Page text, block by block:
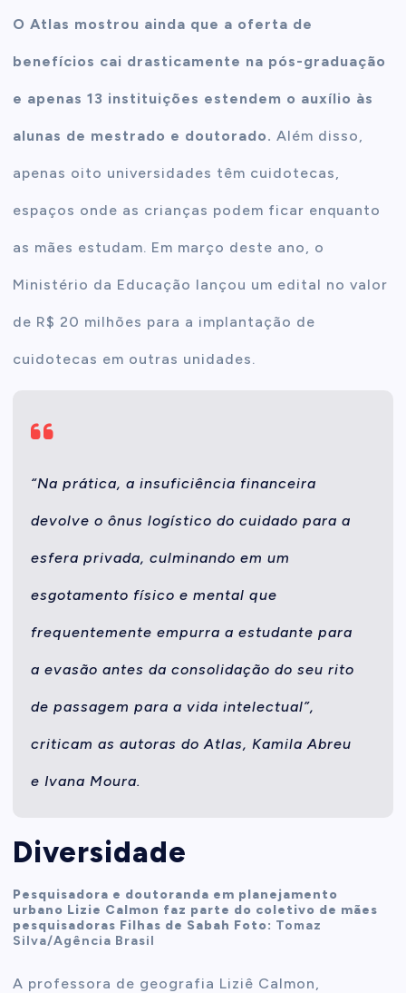
O Atlas mostrou ainda que a oferta de
benefícios cai drasticamente na pós-graduação
e apenas 13 instituições estendem o auxílio às
alunas de mestrado e doutorado. Além disso,
apenas oito universidades têm cuidotecas,
espaços onde as crianças podem ficar enquanto
as mães estudam. Em março deste ano, o
Ministério da Educação lançou um edital no valor
de R$ 20 milhões para a implantação de
cuidotecas em outras unidades.
“Na prática, a insuficiência financeira
devolve o ônus logístico do cuidado para a
esfera privada, culminando em um
esgotamento físico e mental que
frequentemente empurra a estudante para
a evasão antes da consolidação do seu rito
de passagem para a vida intelectual”,
criticam as autoras do Atlas, Kamila Abreu
e Ivana Moura.
Diversidade
Pesquisadora e doutoranda em planejamento
urbano Lizie Calmon faz parte do coletivo de mães
pesquisadoras Filhas de Sabah Foto: Tomaz
Silva/Agência Brasil
A professora de geografia Liziê Calmon,